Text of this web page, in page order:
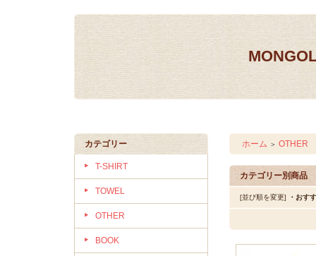
カテゴリー
T-SHIRT
TOWEL
OTHER
BOOK
ホーム ＞ OTHER
カテゴリー別商品
[並び順を変更] ・おす